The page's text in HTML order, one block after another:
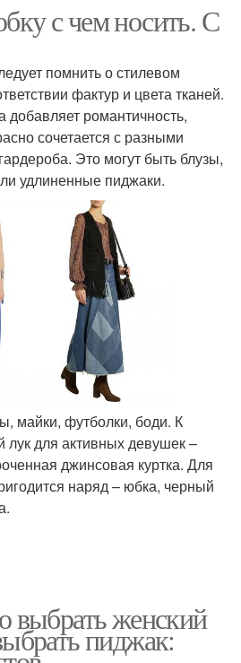
с чем носить. С
помнить о стилевом
фактур и цвета тканей.
добавляет романтичность,
сочетается с разными
Это могут быть блузы,
удлиненные пиджаки.
майки, футболки, боди. К
для активных девушек –
джинсовая куртка. Для
наряд – юбка, черный
выбрать женский
пиджак: